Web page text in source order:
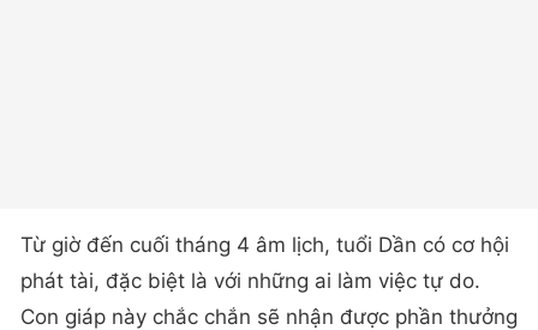
Từ giờ đến cuối tháng 4 âm lịch, tuổi Dần có cơ hội
phát tài, đặc biệt là với những ai làm việc tự do.
Con giáp này chắc chắn sẽ nhận được phần thưởng